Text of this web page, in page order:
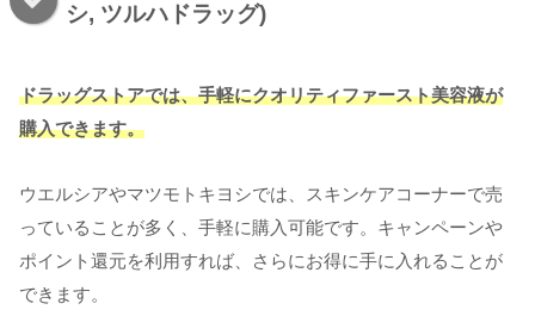
シ, ツルハドラッグ)
ドラッグストアでは、手軽にクオリティファースト美容液が
購入できます。
ウエルシアやマツモトキヨシでは、スキンケアコーナーで売
っていることが多く、手軽に購入可能です。キャンペーンや
ポイント還元を利用すれば、さらにお得に手に入れることが
できます。